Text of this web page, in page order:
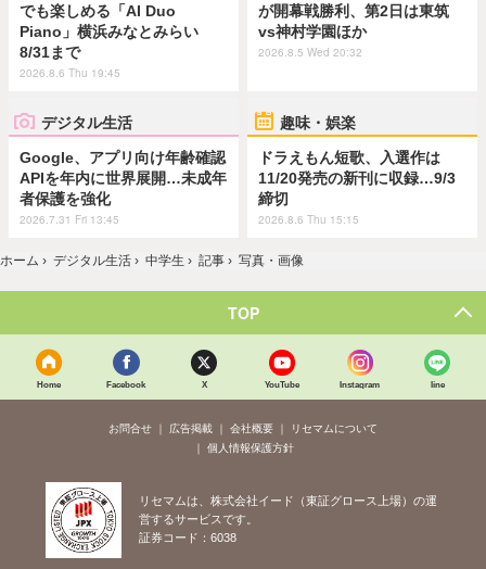
でも楽しめる「AI Duo
Piano」横浜みなとみらい
8/31まで
2026.8.6 Thu 19:45
が開幕戦勝利、第2日は東筑
vs神村学園ほか
2026.8.5 Wed 20:32
デジタル生活
Google、アプリ向け年齢確認
APIを年内に世界展開…未成年
者保護を強化
2026.7.31 Fri 13:45
趣味・娯楽
ドラえもん短歌、入選作は
11/20発売の新刊に収録…9/3
締切
2026.8.6 Thu 15:15
ホーム › デジタル生活 › 中学生 › 記事 › 写真・画像
TOP
Home Facebook X YouTube Instagram line
お問合せ 広告掲載 会社概要
リセマムについて
個人情報保護方針
リセマムは、株式会社イード（東証グロース上場）の運
営するサービスです。
証券コード：6038